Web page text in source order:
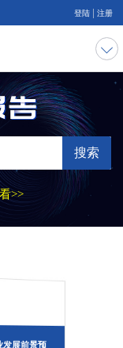
登陆 注册
搜索
>>
发展前景预